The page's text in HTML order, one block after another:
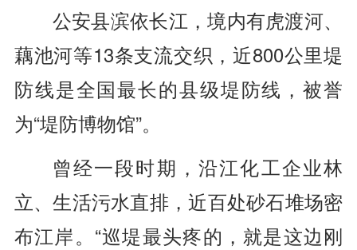
公安县滨依长江，境内有虎渡河、
藕池河等13条支流交织，近800公里堤
防线是全国最长的县级堤防线，被誉
为“堤防博物馆”。
曾经一段时期，沿江化工企业林
立、生活污水直排，近百处砂石堆场密
布江岸。“巡堤最头疼的，就是这边刚